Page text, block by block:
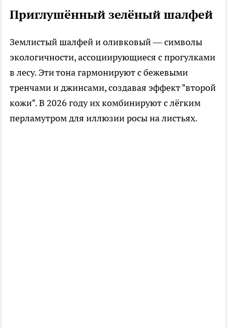
Приглушённый зелёный шалфей
Землистый шалфей и оливковый — символы
экологичности, ассоциирующиеся с прогулками
в лесу. Эти тона гармонируют с бежевыми
тренчами и джинсами, создавая эффект "второй
кожи". В 2026 году их комбинируют с лёгким
перламутром для иллюзии росы на листьях.